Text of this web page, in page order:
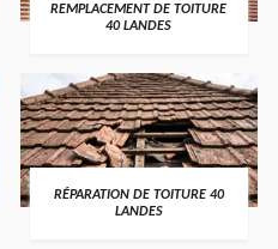
REMPLACEMENT DE TOITURE
40 LANDES
RÉPARATION DE TOITURE 40
LANDES